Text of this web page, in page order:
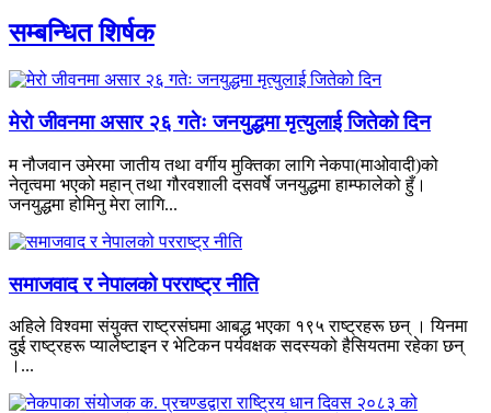
सम्बन्धित शिर्षक
मेरो जीवनमा असार २६ गतेः जनयुद्धमा मृत्युलाई जितेको दिन
म नौजवान उमेरमा जातीय तथा वर्गीय मुक्तिका लागि नेकपा(माओवादी)को
नेतृत्वमा भएको महान् तथा गौरवशाली दसवर्षे जनयुद्धमा हाम्फालेको हुँ।
जनयुद्धमा होमिनु मेरा लागि...
समाजवाद र नेपालको परराष्ट्र नीति
अहिले विश्वमा संयुक्त राष्ट्रसंघमा आबद्ध भएका १९५ राष्ट्रहरू छन् । यिनमा
दुई राष्ट्रहरू प्यालेष्टाइन र भेटिकन पर्यवक्षक सदस्यको हैसियतमा रहेका छन्
।...